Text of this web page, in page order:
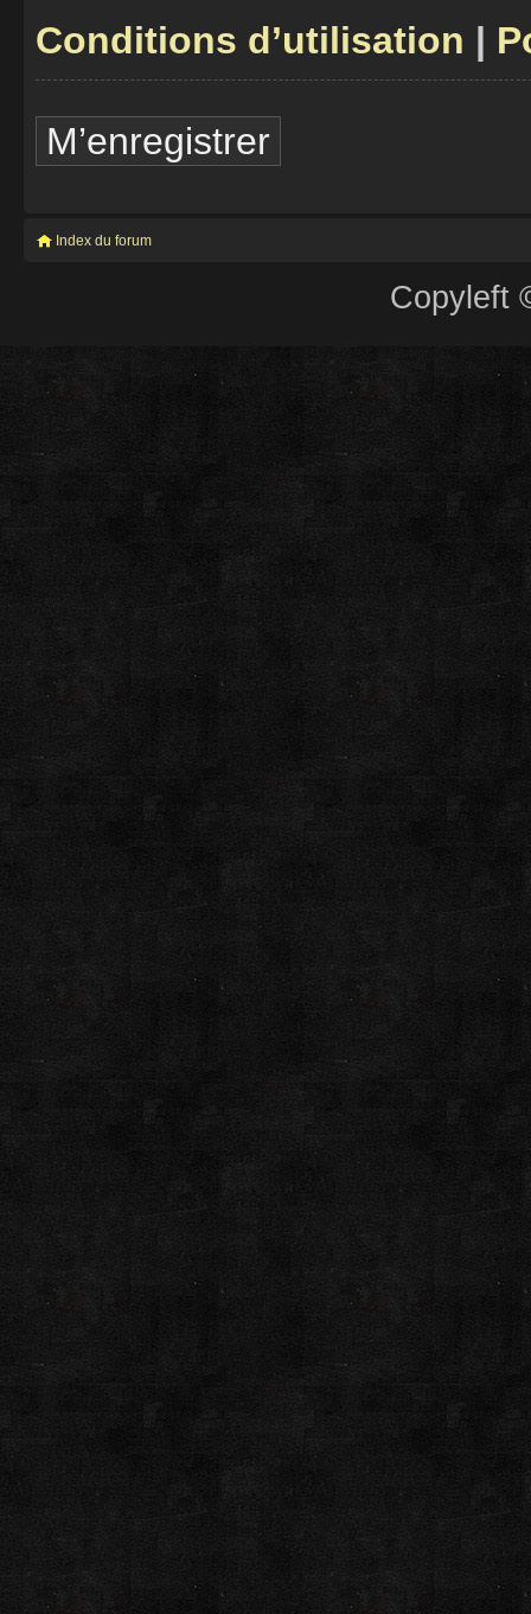
Conditions d’utilisation |
M’enregistrer
Index du forum
Copyleft